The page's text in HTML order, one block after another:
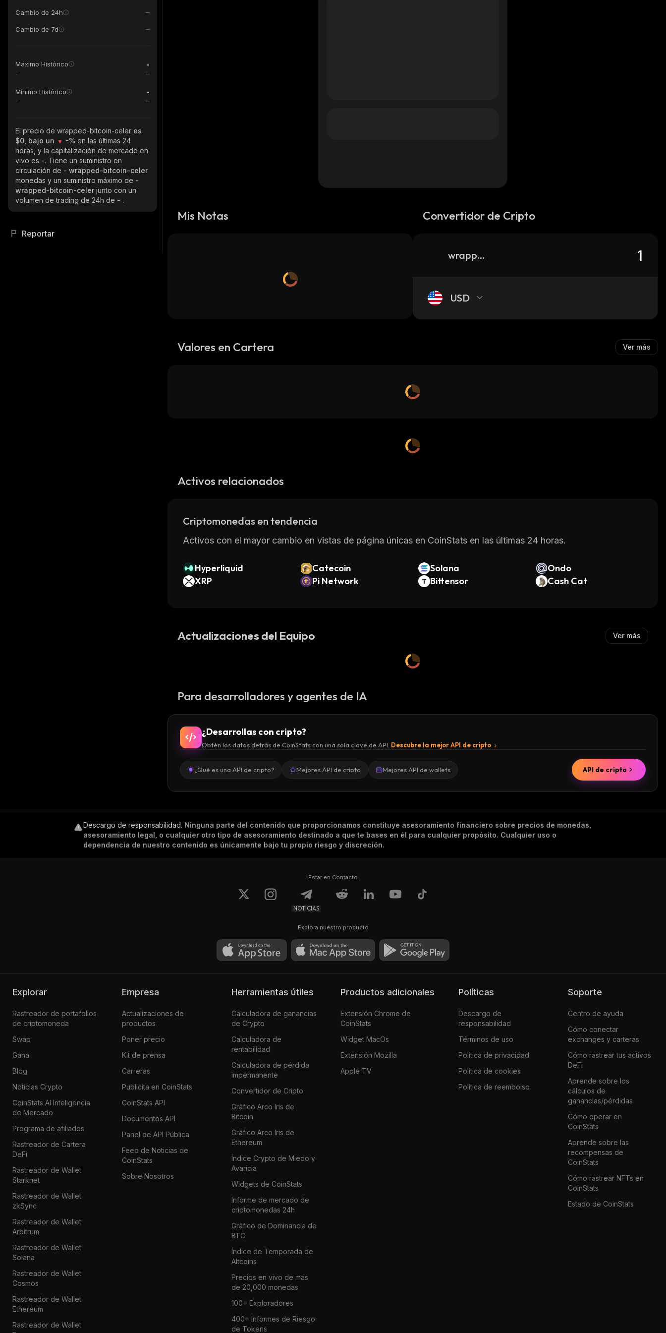
Cambio de 24h
Cambio de 7d
Máximo Histórico -
-
Mínimo Histórico -
-
El precio de wrapped-bitcoin-celer es
$0, bajo un
-% en las últimas 24
horas, y la capitalización de mercado en
vivo es -. Tiene un suministro en
circulación de - wrapped-bitcoin-celer
monedas y un suministro máximo de -
wrapped-bitcoin-celer junto con un
volumen de trading de 24h de - .
Reportar
Mis Notas Convertidor de Cripto
wrapped-bitcoin-celer
USD
Valores en Cartera Ver más
Activos relacionados
Criptomonedas en tendencia
Activos con el mayor cambio en vistas de página únicas en CoinStats en las últimas 24 horas.
Hyperliquid Catecoin Solana
Ondo
XRP
Pi Network Bittensor Cash Cat
Actualizaciones del Equipo Ver más
Para desarrolladores y agentes de IA
¿Desarrollas con cripto?
Obtén los datos detrás de CoinStats con una sola clave de API. Descubre la mejor API de cripto
¿Qué es una API de cripto? Mejores API de cripto Mejores API de wallets API de cripto
Descargo de responsabilidad. Ninguna parte del contenido que proporcionamos constituye asesoramiento financiero sobre precios de monedas,
asesoramiento legal, o cualquier otro tipo de asesoramiento destinado a que te bases en él para cualquier propósito. Cualquier uso o
dependencia de nuestro contenido es únicamente bajo tu propio riesgo y discreción.
Estar en Contacto
NOTICIAS
Explora nuestro producto
Explorar
Rastreador de portafolios
de criptomoneda
Swap
Gana
Blog
Noticias Crypto
CoinStats AI Inteligencia
de Mercado
Programa de afiliados
Rastreador de Cartera
DeFi
Rastreador de Wallet
Starknet
Rastreador de Wallet
zkSync
Rastreador de Wallet
Arbitrum
Rastreador de Wallet
Solana
Rastreador de Wallet
Cosmos
Rastreador de Wallet
Ethereum
Rastreador de Wallet
Empresa
Actualizaciones de
productos
Poner precio
Kit de prensa
Carreras
Publicita en CoinStats
CoinStats API
Documentos API
Panel de API Pública
Feed de Noticias de
CoinStats
Sobre Nosotros
Herramientas útiles
Calculadora de ganancias
de Crypto
Calculadora de
rentabilidad
Calculadora de pérdida
impermanente
Convertidor de Cripto
Gráfico Arco Iris de
Bitcoin
Gráfico Arco Iris de
Ethereum
Índice Crypto de Miedo y
Avaricia
Widgets de CoinStats
Informe de mercado de
criptomonedas 24h
Gráfico de Dominancia de
BTC
Índice de Temporada de
Altcoins
Precios en vivo de más
de 20,000 monedas
100+ Exploradores
400+ Informes de Riesgo
de Tokens
Productos adicionales
Extensión Chrome de
CoinStats
Widget MacOs
Extensión Mozilla
Apple TV
Políticas
Descargo de
responsabilidad
Términos de uso
Política de privacidad
Política de cookies
Política de reembolso
Soporte
Centro de ayuda
Cómo conectar
exchanges y carteras
Cómo rastrear tus activos
DeFi
Aprende sobre los
cálculos de
ganancias/pérdidas
Cómo operar en
CoinStats
Aprende sobre las
recompensas de
CoinStats
Cómo rastrear NFTs en
CoinStats
Estado de CoinStats